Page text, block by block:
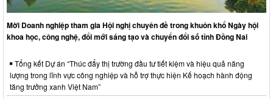
Mời Doanh nghiệp tham gia Hội nghị chuyên đề trong khuôn khổ Ngày hội
khoa học, công nghệ, đổi mới sáng tạo và chuyển đổi số tỉnh Đồng Nai
Tổng kết Dự án “Thúc đẩy thị trường đầu tư tiết kiệm và hiệu quả năng
lượng trong lĩnh vực công nghiệp và hỗ trợ thực hiện Kế hoạch hành động
tăng trưởng xanh Việt Nam”